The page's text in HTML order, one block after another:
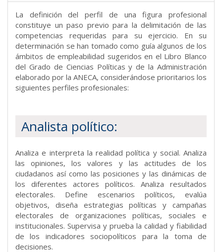
La definición del perfil de una figura profesional
constituye un paso previo para la delimitación de las
competencias requeridas para su ejercicio. En su
determinación se han tomado como guía algunos de los
ámbitos de empleabilidad sugeridos en el Libro Blanco
del Grado de Ciencias Políticas y de la Administración
elaborado por la ANECA, considerándose prioritarios los
siguientes perfiles profesionales:
Analista político:
Analiza e interpreta la realidad política y social. Analiza
las opiniones, los valores y las actitudes de los
ciudadanos así como las posiciones y las dinámicas de
los diferentes actores políticos. Analiza resultados
electorales. Define escenarios políticos, evalúa
objetivos, diseña estrategias políticas y campañas
electorales de organizaciones políticas, sociales e
institucionales. Supervisa y prueba la calidad y fiabilidad
de los indicadores sociopolíticos para la toma de
decisiones.